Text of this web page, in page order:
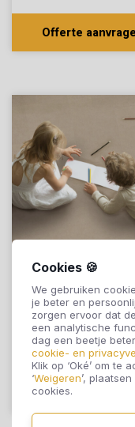
Cookies 🍪
We gebruiken
je beter en
zorgen ervoor dat
een analytische
dag een beetje
cookie- en
Klik op ‘Oké’ om te
‘Weigeren’,
cookies.
Offerte
Bodiax
Stone BP365
Morvan 624
€36,95
Offerte aanvragen